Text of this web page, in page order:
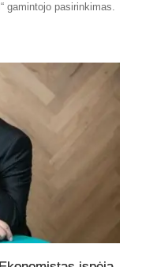
gamintojo pasirinkimas.